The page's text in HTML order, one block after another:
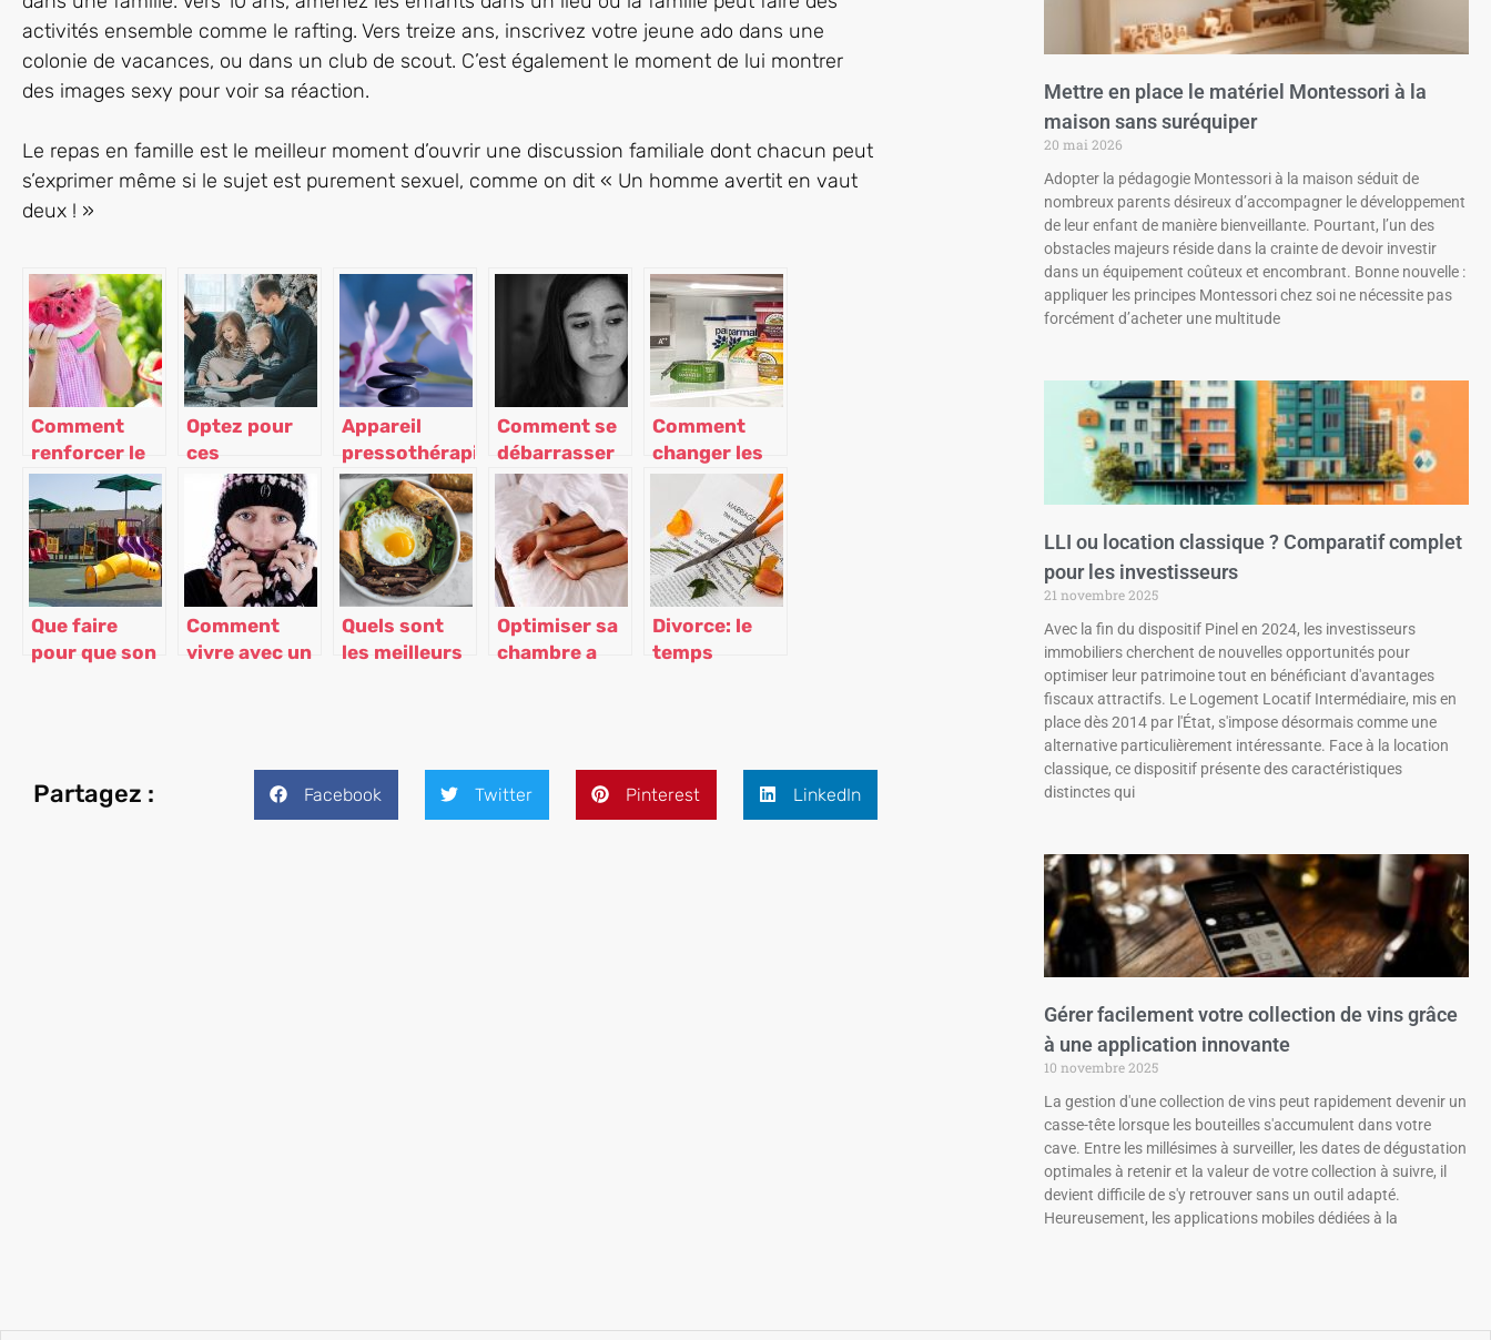
activités ensemble comme le rafting. Vers treize ans, inscrivez votre jeune ado dans une
colonie de vacances, ou dans un club de scout. C’est également le moment de lui montrer
des images sexy pour voir sa réaction.
Le repas en famille est le meilleur moment d’ouvrir une discussion familiale dont chacun peut
s’exprimer même si le sujet est purement sexuel, comme on dit « Un homme avertit en vaut
deux ! »
Comment
renforcer le
système
immunitaire
des enfants ?
Optez pour
ces
méthodes
pour vous
rapprocher
de vos
enfants!
Appareil
pressothérapie
: un produit
aux mille
vertus
Comment se
débarrasser
du mélasma
naturellement?
Comment
changer les
clayettes de
son frigo ?
Que faire
pour que son
Comment
vivre avec un
Quels sont
les meilleurs
Optimiser sa
chambre a
Divorce: le
temps
Partagez : Facebook Twitter Pinterest LinkedIn
Mettre en place le matériel Montessori à la
maison sans suréquiper
20 mai 2026
Adopter la pédagogie Montessori à la maison séduit de
nombreux parents désireux d’accompagner le développement
de leur enfant de manière bienveillante. Pourtant, l’un des
obstacles majeurs réside dans la crainte de devoir investir
dans un équipement coûteux et encombrant. Bonne nouvelle :
appliquer les principes Montessori chez soi ne nécessite pas
forcément d’acheter une multitude
LLI ou location classique ? Comparatif complet
pour les investisseurs
21 novembre 2025
Avec la fin du dispositif Pinel en 2024, les investisseurs
immobiliers cherchent de nouvelles opportunités pour
optimiser leur patrimoine tout en bénéficiant d'avantages
fiscaux attractifs. Le Logement Locatif Intermédiaire, mis en
place dès 2014 par l'État, s'impose désormais comme une
alternative particulièrement intéressante. Face à la location
classique, ce dispositif présente des caractéristiques
distinctes qui
Gérer facilement votre collection de vins grâce
à une application innovante
10 novembre 2025
La gestion d'une collection de vins peut rapidement devenir un
casse-tête lorsque les bouteilles s'accumulent dans votre
cave. Entre les millésimes à surveiller, les dates de dégustation
optimales à retenir et la valeur de votre collection à suivre, il
devient difficile de s'y retrouver sans un outil adapté.
Heureusement, les applications mobiles dédiées à la